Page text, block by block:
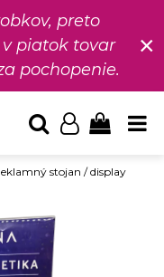
preto
piatok tovar
pochopenie.
×
stojan / display